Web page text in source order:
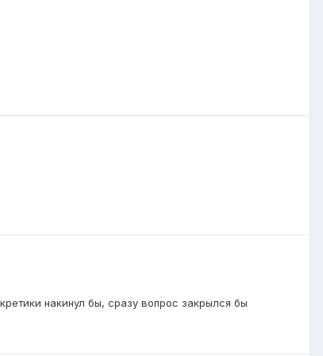
накинул бы, сразу вопрос закрылся бы